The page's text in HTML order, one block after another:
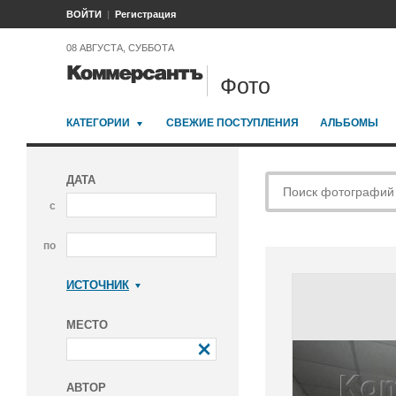
ВОЙТИ Регистрация
08 АВГУСТА, СУББОТА
Фото
КАТЕГОРИИ СВЕЖИЕ ПОСТУПЛЕНИЯ АЛЬБОМЫ
ДАТА
с
по
ИСТОЧНИК
МЕСТО
АВТОР